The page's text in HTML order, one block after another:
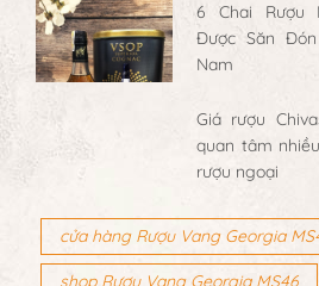
6 Chai Rượu
Được Săn
Nam
Giá rượu
quan tâm
rượu ngoại
cửa hàng Rượu Vang Georgia
shop Rượu Vang Georgia MS46